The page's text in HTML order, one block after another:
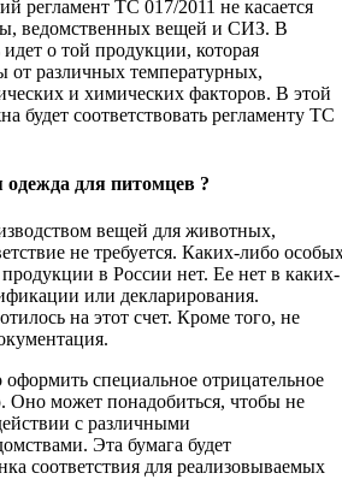
регламент ТС 017/2011 не касается
ведомственных вещей и СИЗ. В
о той продукции, которая
от различных температурных,
и химических факторов. В этой
будет соответствовать регламенту ТС
для питомцев ?
вещей для животных,
не требуется. Каких-либо
продукции в России нет. Ее нет в каких-
или декларирования.
на этот счет. Кроме того, не
специальное отрицательное
Оно может понадобиться, чтобы не
с различными
Эта бумага будет
соответствия для реализовываемых